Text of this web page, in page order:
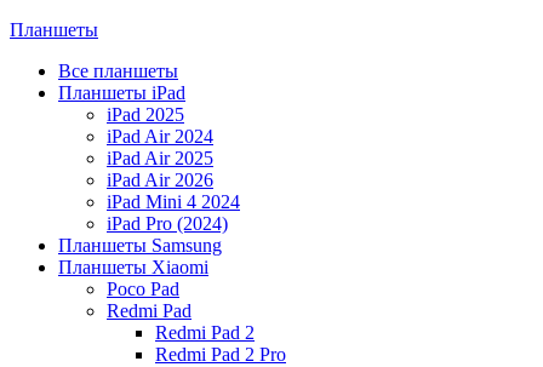
Планшеты
Все планшеты
Планшеты iPad
iPad 2025
iPad Air 2024
iPad Air 2025
iPad Air 2026
iPad Mini 4 2024
iPad Pro (2024)
Планшеты Samsung
Планшеты Xiaomi
Poco Pad
Redmi Pad
Redmi Pad 2
Redmi Pad 2 Pro